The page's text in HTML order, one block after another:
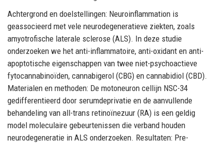
Achtergrond en doelstellingen: Neuroinflammation is
geassocieerd met vele neurodegeneratieve ziekten, zoals
amyotrofische laterale sclerose (ALS). In deze studie
onderzoeken we het anti-inflammatoire, anti-oxidant en anti-
apoptotische eigenschappen van twee niet-psychoactieve
fytocannabinoïden, cannabigerol (CBG) en cannabidiol (CBD).
Materialen en methoden: De motoneuron cellijn NSC-34
gedifferentieerd door serumdeprivatie en de aanvullende
behandeling van all-trans retinoïnezuur (RA) is een geldig
model moleculaire gebeurtenissen die verband houden
neurodegeneratie in ALS onderzoeken. Resultaten: Pre-